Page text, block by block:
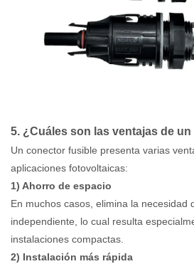
5. ¿Cuáles son las ventajas de
Un conector fusible presenta varias
aplicaciones fotovoltaicas:
1) Ahorro de espacio
En muchos casos, elimina la necesidad
independiente, lo cual resulta
instalaciones compactas.
2) Instalación más rápida